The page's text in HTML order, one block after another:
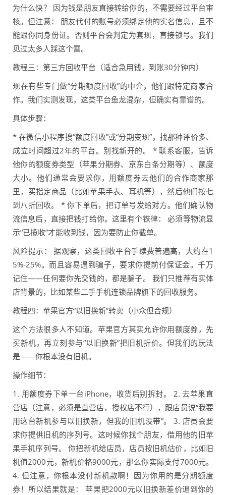
为什么快？ 因为钱是朋友直接转给你的，不需要经过平台审
核。但注意： 朋友代付的账号必须绑定他的实名信息，且不
能跟你同身份证。否则平台会判定为套现，直接锁号。我们
见过太多人踩这个雷。
教程三：第三方回收平台（适合急用钱，到账30分钟内）
现在有些专门做“分期额度回收”的中介，他们跟特定商家合
作。我们实测发现，这类平台鱼龙混杂，但确实有靠谱的。
具体步骤：
* 在微信小程序搜“额度回收”或“分期变现”，找那种评价多、
成立时间超过2年的平台。别找新开的。 * 联系客服，告诉
他你的额度券类型（苹果分期券、京东白条分期等）、额度
大小。他们通常会要求你，用额度券去他们的合作商家那
里，买指定商品（比如苹果手表、耳机等），然后他们按七
到八折回收。 * 你下单后，把订单号发给对方。他们确认物
流信息后，直接把钱打给你。这里有个铁律： 必须等物流显
示“已揽收”才能收到钱，因为要防止你截单。
风险提示： 据观察，这类回收平台手续费普遍高，大约在1
5%-25%。而且容易遇到骗子，要求你提前付保证金。千万
记住——任何要你先交钱的，都是骗子。 我们只推荐有实体
店背景的，比如某些二手手机连锁品牌旗下的回收服务。
教程四：苹果官方“以旧换新”转卖（小众但合规）
这个方法很多人不知道。苹果官方其实允许你用额度券，先
买新机，再立刻参与“以旧换新”把旧机折价。但我们的玩法
是——你根本没有旧机。
操作细节：
1. 用额度券下单一台iPhone，收货后别拆封。 2. 去苹果直
营店（注意，必须是直营店，授权店不行），跟店员说“我要
用这台新机参与以旧换新，但我的旧机没带”。 3. 店员会要
求你提供旧机的序列号。这时候你找个朋友，借用他的旧苹
果手机序列号。 你把新机给店员，店员按旧机估价，比如旧
机值2000元，新机价格9000元，那么你实际支付7000元。
4. 但注意，你根本没付新机款啊！因为你用的是分期额度
券！所以结果就是： 苹果把2000元以旧换新差价退到你的